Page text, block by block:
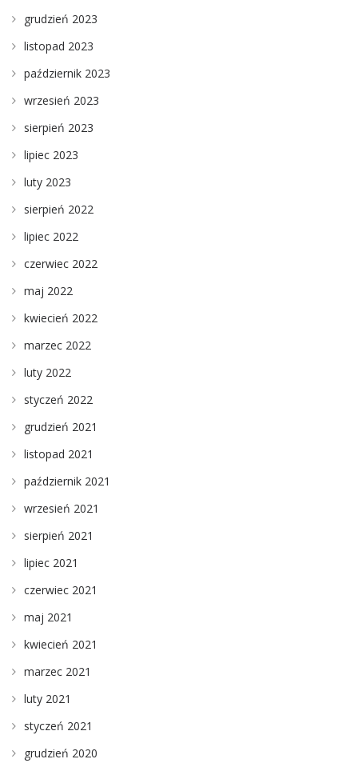
grudzień 2023
listopad 2023
październik 2023
wrzesień 2023
sierpień 2023
lipiec 2023
luty 2023
sierpień 2022
lipiec 2022
czerwiec 2022
maj 2022
kwiecień 2022
marzec 2022
luty 2022
styczeń 2022
grudzień 2021
listopad 2021
październik 2021
wrzesień 2021
sierpień 2021
lipiec 2021
czerwiec 2021
maj 2021
kwiecień 2021
marzec 2021
luty 2021
styczeń 2021
grudzień 2020